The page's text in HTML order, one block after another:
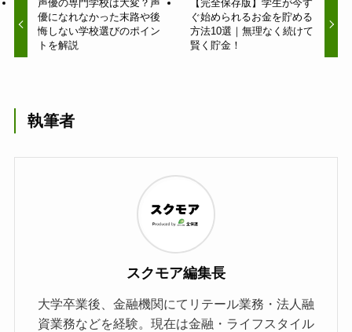
声優の専門学校は大変？声
優になれなかった末路や後
悔しない学校選びのポイン
トを解説
【完全保存版】学生が今す
ぐ始められるお金を貯める
方法10選｜無理なく続けて
賢く貯金！
執筆者
スクモア編集長
大学卒業後、金融機関にてリテール業務・法人融
資業務などを経験。現在は金融・ライフスタイル